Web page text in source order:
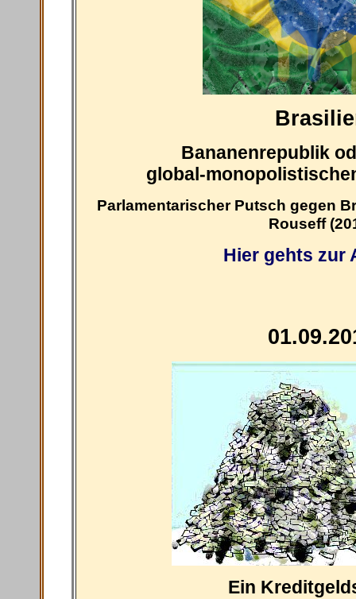
Bananenrepublik
global-
Parlamentarischer Putsch gegen
Rouseff
Hier gehts zur
Ein